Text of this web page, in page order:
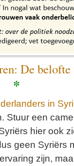
De belofte
*
in
Stuur een
hier ook
geen Syriërs
zijn,